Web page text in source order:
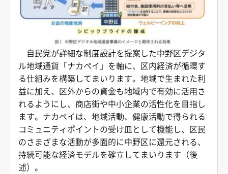
自民党が詳細な制度設計を提案した中野区デジタ
ル地域通貨「ナカペイ」を軸に、区内経済が循環す
る仕組みを構築してまいります。地域で生まれた利
益に加え、区外からの資金も地域内で有効に活用さ
れるようにし、商店街や中小企業の活性化を目指し
ます。ナカペイは、地域活動、健康活動で得られる
コミュニティポイントの受け皿として機能し、区民
のさまざまな活動が多面的に中野区に還元される、
持続可能な経済モデルを確立してまいります（後
述）。